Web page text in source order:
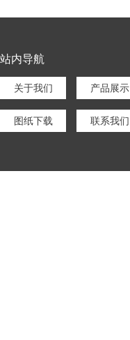
站内导航
关于我们 产品展示
图纸下载 联系我们